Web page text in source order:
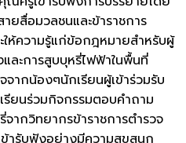
ยสื่อมวลชนและข้าราชการ
ห้ความรู้แก่ข้อกฎหมายสำหรับผู้
ละการสูบบุหรี่ไฟฟ้าในพื้นที่
จากน้องๆนักเรียนผู้เข้าร่วมรับ
ยนร่วมกิจกรรมตอบคำถาม
ากวิทยากรข้าราชการตำรวจ
ข้ารับฟังอย่างมีความสุขสนุก